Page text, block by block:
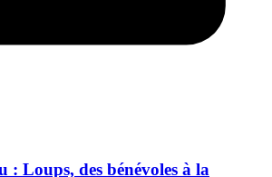
: Loups, des bénévoles à la